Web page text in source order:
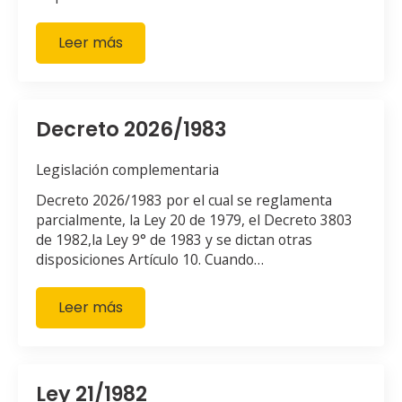
Leer más
Decreto 2026/1983
Legislación complementaria
Decreto 2026/1983 por el cual se reglamenta
parcialmente, la Ley 20 de 1979, el Decreto 3803
de 1982,la Ley 9° de 1983 y se dictan otras
disposiciones Artículo 10. Cuando…
Leer más
Ley 21/1982